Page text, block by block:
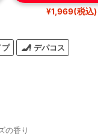
¥1,969(税込)
プ デパコス
の香り